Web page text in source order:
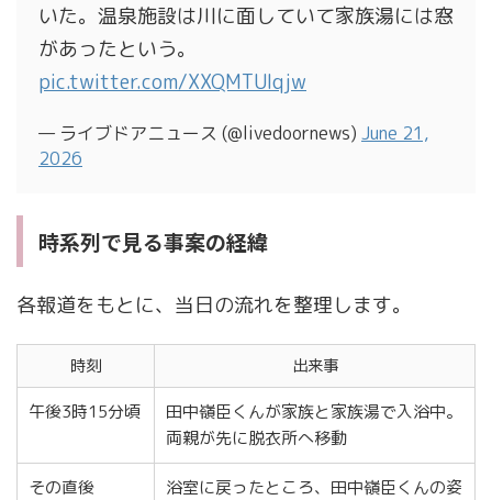
いた。温泉施設は川に面していて家族湯には窓
があったという。
pic.twitter.com/XXQMTUIqjw
— ライブドアニュース (@livedoornews) June 21,
2026
時系列で見る事案の経緯
各報道をもとに、当日の流れを整理します。
時刻 出来事
午後3時15分頃
田中嶺臣くんが家族と家族湯で入浴中。
両親が先に脱衣所へ移動
その直後
浴室に戻ったところ、田中嶺臣くんの姿